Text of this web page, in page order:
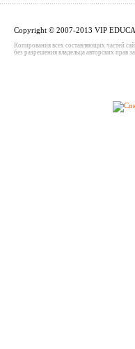
Copyright © 2007-2013 VIP
Копирования всех составляющих частей
без разрешения владельца авторских прав